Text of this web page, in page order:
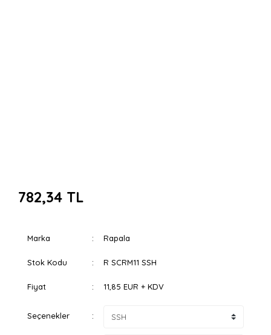
782,34 TL
Marka Rapala
Stok Kodu R SCRM11 SSH
Fiyat 11,85 EUR + KDV
Seçenekler